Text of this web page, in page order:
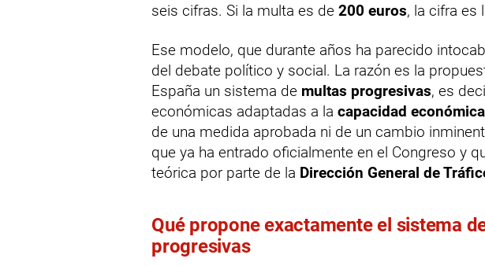
seis cifras. Si la multa es de 200 euros, la cifra es
Ese modelo, que durante años ha parecido
del debate político y social. La razón es la
España un sistema de multas progresivas, es
económicas adaptadas a la capacidad económica
de una medida aprobada ni de un cambio
que ya ha entrado oficialmente en el Congreso y
teórica por parte de la Dirección General de
Qué propone exactamente el sistema
progresivas